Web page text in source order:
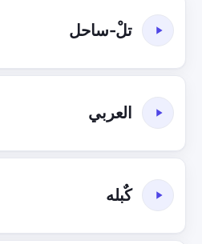
تلْ-ساحل
العربي
كٌبله